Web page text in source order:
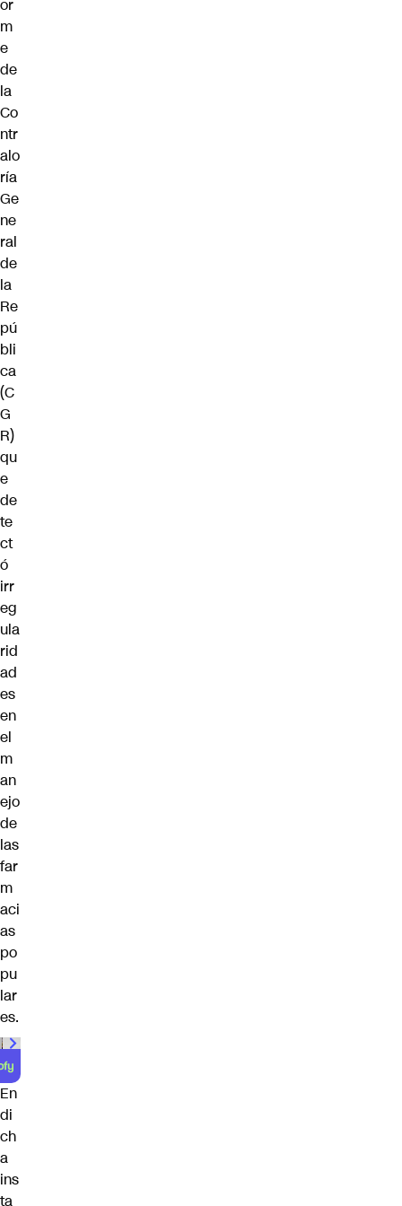
or
m
e
de
la
Co
ntr
alo
ría
Ge
ne
ral
de
la
Re
pú
bli
ca
(C
G
R)
qu
e
de
te
ct
ó
irr
eg
ula
rid
ad
es
en
el
m
an
ejo
de
las
far
m
aci
as
po
pu
lar
es.
En
di
ch
a
ins
ta